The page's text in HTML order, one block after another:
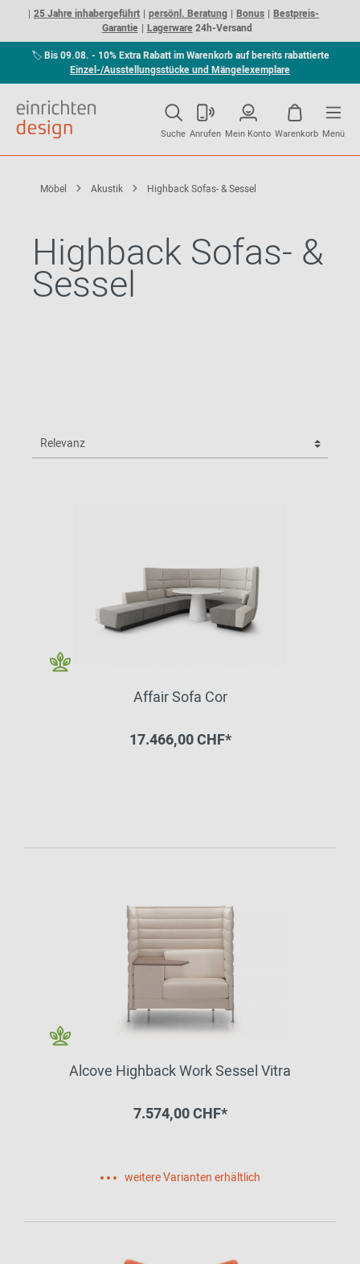
25 Jahre inhabergeführt persönl. Beratung Bonus
Bestpreis-
Garantie
Lagerware24h-Versand
🏷Bis 09.08. - 10% Extra Rabatt im Warenkorb auf bereits rabattierte
Einzel-/Ausstellungsstücke und Mängelexemplare
Suche Anrufen Mein Konto Warenkorb Menü
Möbel Akustik Highback Sofas- & Sessel
Highback Sofas- &
Sessel
Affair Sofa Cor
17.466,00 CHF*
Alcove Highback Work Sessel Vitra
7.574,00 CHF*
weitere Varianten erhältlich